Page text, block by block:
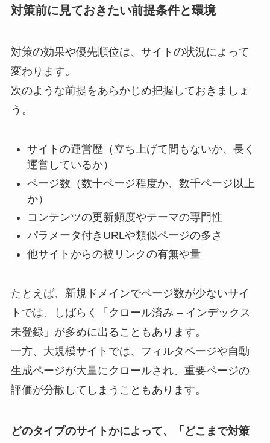
対策前に見ておきたい前提条件と環境
対策の効果や優先順位は、サイトの状況によって
変わります。
次のような前提をあらかじめ把握しておきましょ
う。
サイトの運営歴（立ち上げて間もないか、長く
運営しているか）
ページ数（数十ページ程度か、数千ページ以上
か）
コンテンツの更新頻度やテーマの専門性
パラメータ付きURLや類似ページの多さ
他サイトからの被リンクの有無や量
たとえば、新規ドメインでページ数が少ないサイ
トでは、しばらく「クロール済み – インデックス
未登録」が多めに出ることもあります。
一方、大規模サイトでは、フィルタページや自動
生成ページが大量にクロールされ、重要ページの
評価が分散してしまうこともあります。
どのタイプのサイトかによって、「どこまで対策